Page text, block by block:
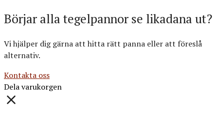
Börjar alla tegelpannor se likadana ut?
Vi hjälper dig gärna att hitta rätt panna eller att föreslå
alternativ.
Kontakta oss
Dela varukorgen